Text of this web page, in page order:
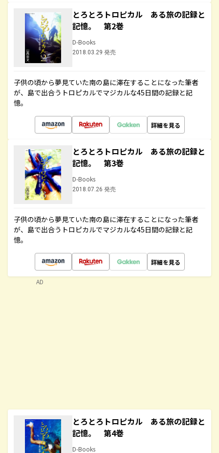
とろとろトロピカル ある旅の記録と
記憶。 第2巻
D-Books
2018.03.29 発売
子供の頃から夢見ていた南の島に滞在することになった筆者
が、島で出合うトロピカルでマジカルな45日間の記録と記
憶。
詳細を見る
とろとろトロピカル ある旅の記録と
記憶。 第3巻
D-Books
2018.07.26 発売
子供の頃から夢見ていた南の島に滞在することになった筆者
が、島で出合うトロピカルでマジカルな45日間の記録と記
憶。
詳細を見る
とろとろトロピカル ある旅の記録と
記憶。 第4巻
D-Books
AD